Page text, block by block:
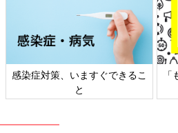
ん・
日本外来小児科学会リーフレッ